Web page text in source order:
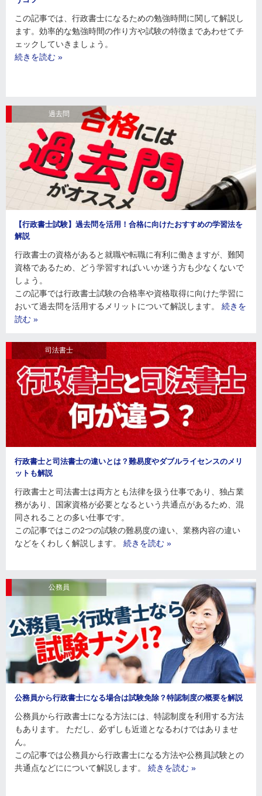
この記事では、行政書士になるための勉強時間に関して解説し
ます。効率的な勉強時間の作り方や試験の特徴まであわせてチ
ェックしていきましょう。
続きを読む »
過去問
【行政書士試験】過去問を活用！合格に向けたおすすめの学習法を
解説
行政書士の資格があると就職や転職に有利に働きますが、難関
資格であるため、どう学習すればいいか迷う方も少なくないで
しょう。
この記事では行政書士試験の合格率や資格取得に向けた学習に
おいて過去問を活用するメリットについて解説します。 続きを
読む »
司法書士
行政書士と司法書士の違いとは？難易度やダブルライセンスのメリ
ットも解説
行政書士と司法書士は両方とも法律を扱う仕事であり、独占業
務があり、国家資格が必要となるという共通点があるため、混
同されることの多い仕事です。
この記事ではこの2つの試験の難易度の違い、業務内容の違い
などをくわしく解説します。 続きを読む »
公務員
公務員から行政書士になる場合は試験免除？特認制度の概要を解説
公務員から行政書士になる方法には、特認制度を利用する方法
もあります。 ただし、必ずしも近道となるわけではありませ
ん。
この記事では公務員から行政書士になる方法や公務員試験との
共通点などにについて解説します。 続きを読む »